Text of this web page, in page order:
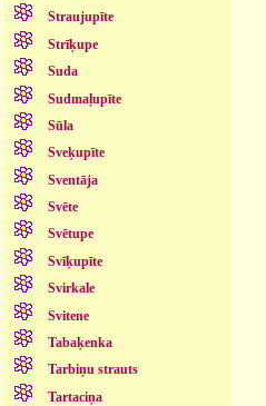
Straujupīte
Strīķupe
Suda
Sudmaļupīte
Sūla
Sveķupīte
Sventāja
Svēte
Svētupe
Svīķupīte
Svirkale
Svitene
Tabaķenka
Tarbiņu strauts
Tartaciņa